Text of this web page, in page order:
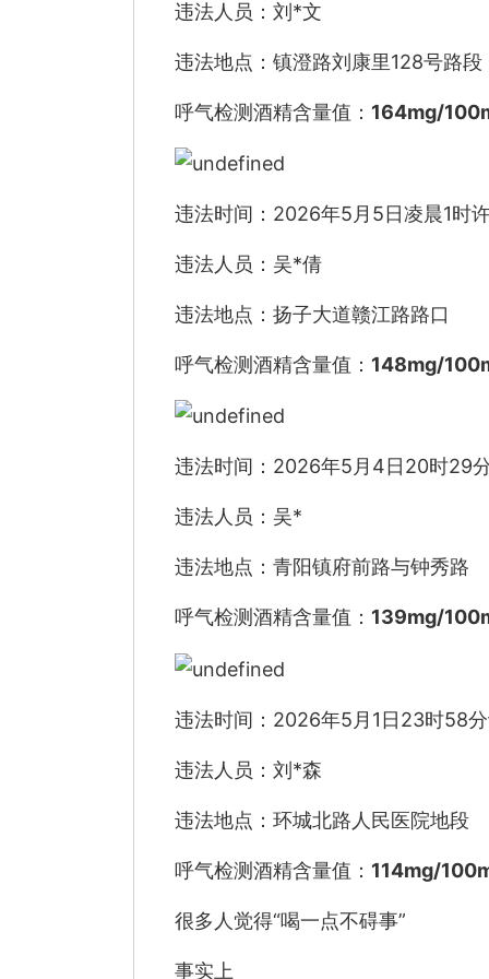
违法人员：刘*文
违法地点：镇澄路刘康里128号路段
呼气检测酒精含量值： 164mg/
违法时间：2026年5月5日凌晨1时
违法人员：吴*倩
违法地点：扬子大道赣江路路口
呼气检测酒精含量值： 148mg/
违法时间：2026年5月4日20时29
违法人员：吴*
违法地点：青阳镇府前路与钟秀路
呼气检测酒精含量值： 139mg/
违法时间：2026年5月1日23时58
违法人员：刘*森
违法地点：环城北路人民医院地段
呼气检测酒精含量值： 114mg/
很多人觉得“喝一点不碍事”
事实上